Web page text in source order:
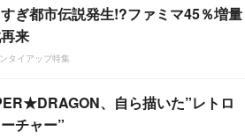
ぎ都市伝説発生!?ファミマ45％増量
来
タイアップ特集
、自ら描いた”レトロ
チャー”